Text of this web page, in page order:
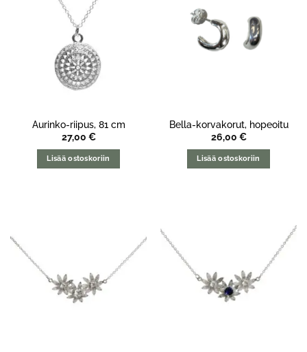
Aurinko-riipus, 81 cm
27,00 €
Lisää ostoskoriin
Bella-korvakorut, hopeoitu
26,00 €
Lisää ostoskoriin